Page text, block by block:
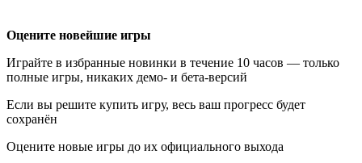
Оцените новейшие игры
Играйте в избранные новинки в течение 10 часов — только
полные игры, никаких демо- и бета-версий
Если вы решите купить игру, весь ваш прогресс будет
сохранён
Оцените новые игры до их официального выхода